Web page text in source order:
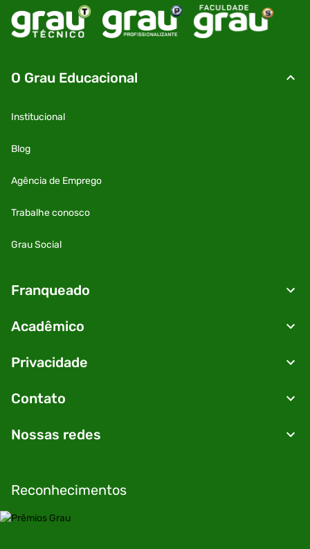
O Grau Educacional
Institucional
Blog
Agência de Emprego
Trabalhe conosco
Grau Social
Franqueado
Acadêmico
Privacidade
Contato
Nossas redes
Reconhecimentos